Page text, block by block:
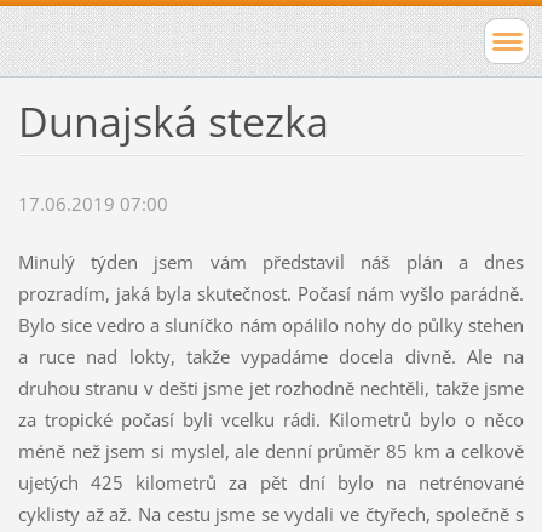
Dunajská stezka
17.06.2019 07:00
Minulý týden jsem vám představil náš plán a dnes
prozradím, jaká byla skutečnost. Počasí nám vyšlo parádně.
Bylo sice vedro a sluníčko nám opálilo nohy do půlky stehen
a ruce nad lokty, takže vypadáme docela divně. Ale na
druhou stranu v dešti jsme jet rozhodně nechtěli, takže jsme
za tropické počasí byli vcelku rádi. Kilometrů bylo o něco
méně než jsem si myslel, ale denní průměr 85 km a celkově
ujetých 425 kilometrů za pět dní bylo na netrénované
cyklisty až až. Na cestu jsme se vydali ve čtyřech, společně s